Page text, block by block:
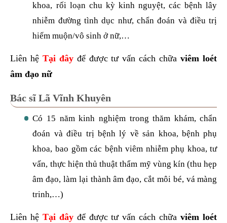
khoa, rối loạn chu kỳ kinh nguyệt, các bệnh lây
nhiễm đường tình dục như, chẩn đoán và điều trị
hiếm muộn/vô sinh ở nữ,…
Liên hệ Tại đâyđể được tư vấn cách chữaviêm loét
âm đạo nữ
Bác sĩ Lã Vĩnh Khuyên
Có 15 năm kinh nghiệm trong thăm khám, chẩn
đoán và điều trị bệnh lý về sản khoa, bệnh phụ
khoa, bao gồm các bệnh viêm nhiễm phụ khoa,tư
vấn, thực hiện thủ thuật thẩm mỹ vùng kín (thu hẹp
âm đạo, làm lại thành âm đạo, cắt môi bé, vá màng
trinh,…)
Liên hệ Tại đâyđể được tư vấn cách chữaviêm loét